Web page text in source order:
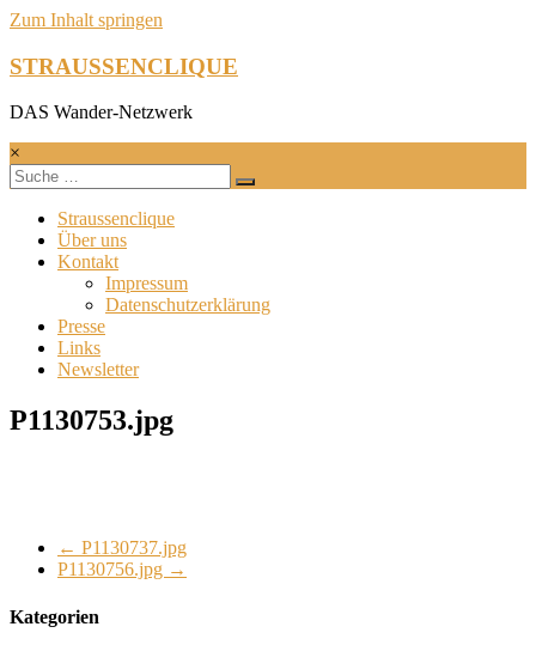
Zum Inhalt springen
STRAUSSENCLIQUE
DAS Wander-Netzwerk
×
Straussenclique
Über uns
Kontakt
Impressum
Datenschutzerklärung
Presse
Links
Newsletter
P1130753.jpg
← P1130737.jpg
P1130756.jpg →
Kategorien